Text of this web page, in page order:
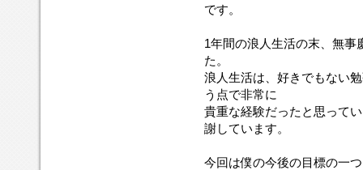
です。
1年間の浪人生活の末、無事
た。
浪人生活は、好きでもない
う点で非常に
貴重な経験だったと思って
謝しています。
今回は僕の今後の目標の一